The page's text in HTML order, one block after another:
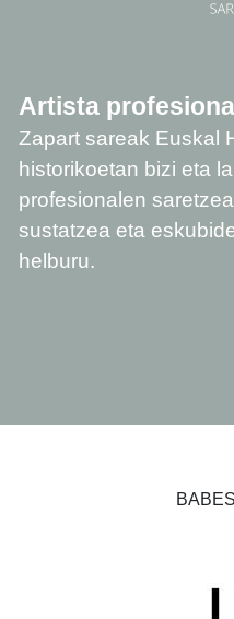
Artista
Zapart sareak Euskal
historikoetan bizi eta
profesionalen
sustatzea eta
helburu.